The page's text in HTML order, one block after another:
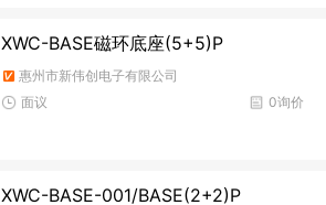
XWC-BASE磁环底座(5+5)P
惠州市新伟创电子有限公司
0询价
面议
XWC-BASE-001/BASE(2+2)P